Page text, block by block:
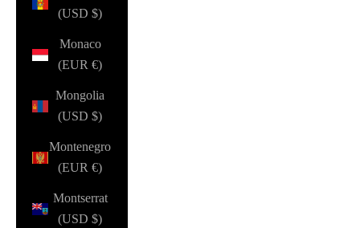
(USD $)
Monaco
(EUR €)
Mongolia
(USD $)
Montenegro
(EUR €)
Montserrat
(USD $)